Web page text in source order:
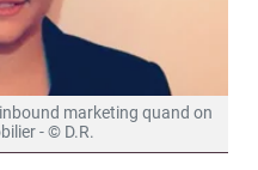
marketing quand on
- © D.R.